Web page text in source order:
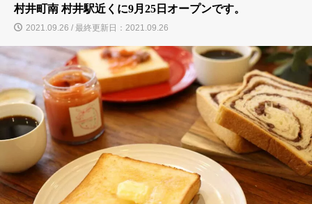
村井町南 村井駅近くに9月25日オープンです。
2021.09.26 / 最終更新日：2021.09.26